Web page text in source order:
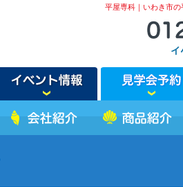
平屋専科｜いわき市